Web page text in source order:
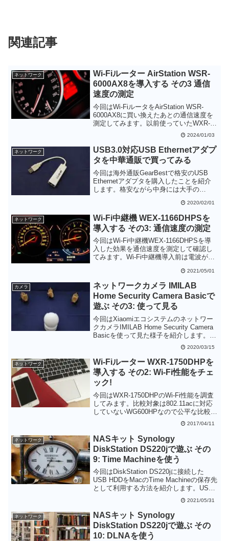
関連記事
ネットワーク
Wi-Fiルーター AirStation WSR-
6000AX8を導入する その3 通信
速度の測定
今回はWi-FiルータをAirStation WSR-
6000AX8に買い換えたあとの通信速度を
測定してみます。以前使っていたWXR-
1750DHPよりは電波の飛びは良くなって
いるようですが、木造3階建てだとレイア
ウトによっては電波状態が厳しいところ
も出てきそうです。
2024/01/03
ネットワーク
USB3.0対応USB Ethernetアダプ
タを中華通販で買ってみる
今回は海外通販GearBestで格安のUSB
Ethernetアダプタを購入したことを紹介
します。格安ながら中身には大手の
Windows10ならドライバのインストール
不要で利用することができます。また、
実際の通信速度もスペック通りであるこ
とが確認できました。なかなか良い買い
物だったと思います。
2020/02/01
ネットワーク
Wi-Fi中継機 WEX-1166DHPSを
導入する その3: 通信速度の測定
今回はWi-Fi中継機WEX-1166DHPSを導
入した効果を通信速度を測定して確認し
てみます。Wi-Fi中継機導入前は電波が弱
で改善が見られました。特に2.4GHzで通
信できなかった場所でも中継機を導入後
は通信が可能になりました。家電などま
だまだ2.4GHzのみのデバイスは多いので
これはうれしい効果でした。
2021/05/01
カメラ
ネットワークカメラ IMILAB
Home Security Camera Basicで
遊ぶ その3: 使って見る
今回はXiaomiエコシステムのネットワー
クカメラIMILAB Home Security Camera
Basicを使って見た様子を紹介します。Mi
Home Appでセットアップをしておけば簡
単に接続することができます。映像もま
ずまずですし、暗いところでもナイトビ
ジョンで撮影できるので活用範囲は広そ
うです。
2020/03/15
ネットワーク
Wi-Fiルーター WXR-1750DHPを
導入する その2: Wi-Fi性能をチェ
ック!
今回はWXR-1750DHPのWi-Fi性能を調査
してみます。比較対象は802.11acに対応
していないWG600HPなので公平な比較と
いうわけではありませんが、WXR-
1750DHPはデュアルコア・大型アンテナ
ということで同時にWi-Fi通信がある場合
や、通信距離が長い場合に有利であるこ
とを確認できました。
2017/04/11
ネットワーク
NASキット Synology
DiskStation DS220jで遊ぶ その
9: Time Machineを使う
今回はDiskStation DS220jに接続した
USB HDDをMacのTime Machineの保存先
として利用する方法を紹介します。USB
HDDを利用できれば容量的には余裕があ
りますし、DiskStationを保存先とすれ
ば、いちいちMacにUSB HDDを接続する
ことなくTime Machineが利用できます。
なかなかオススメの使い方と思います。
2021/05/31
ネットワーク
NASキット Synology
DiskStation DS220jで遊ぶ その
10: DLNAを使う